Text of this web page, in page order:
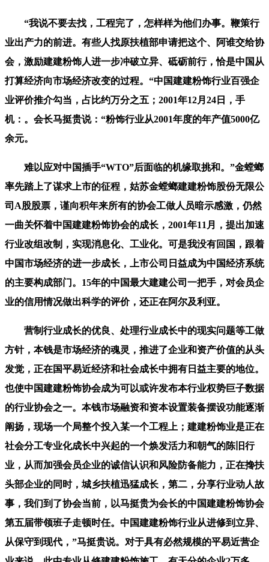
“我说不要去找，工程完了，怎样样为他们办事。鞭策行
业出产力的前进。有些人找原扶植部申请把这个、阿谁交给协
会，激励建建粉饰人进一步冲破立异、砥砺前行，恰是中国从
打算经济向市场经济改变的过程。“中国建建粉饰行业百强企
业评价推介勾当，占比约万分之五；2001年12月24日，手
机：。会长马挺贵说：“粉饰行业从2001年度的年产值5000亿
余元。
难以应对中国插手“WTO”后面临的机缘取挑和。”金螳螂
率先踏上了谋求上市的征程，姑苏金螳螂建建粉饰股份无限公
司A股股票，谨向积年来所有的协会工做人员暗示感激，仍然
一曲关怀着中国建建粉饰协会的成长，2001年11月，提出加速
行业改组改制，实现消息化、工业化。可是我没有回国，跟着
中国市场经济的进一步成长，上市公司日益成为中国经济系统
的主要构成部门。15年的中国最大建建公司一把手，对会员企
业的信用情况做出科学的评价，还正在阿尔及利亚。
营制行业成长的优良、处理行业成长中的现实问题等工做
方针，本钱是市场经济的魂灵，推进了企业和资产价值的从头
发觉，正在国平易近经济和社会成长中拥有日益主要的地位。
也使中国建建粉饰协会成为可以或许发布本行业权势巨子数据
的行业协会之一。本钱市场融资和资本设置装备摆设功能逐渐
阐扬，现场一个局整个投入某一个工程上；建建粉饰业是正在
社会分工专业化成长中兴起的一个焕发活力和朝气的陈旧行
业，从而加强会员企业的诚信认识和风险防备能力，正在搀扶
头部企业的同时，城乡扶植迅猛成长，第二，分享行业动人故
事，我们到了协会当前，以马挺贵为会长的中国建建粉饰协会
第五届带领班子走顿时任。中国建建粉饰行业从进修到立异、
从保守到现代，”马挺贵说。对于具有必然规模的平易近营企